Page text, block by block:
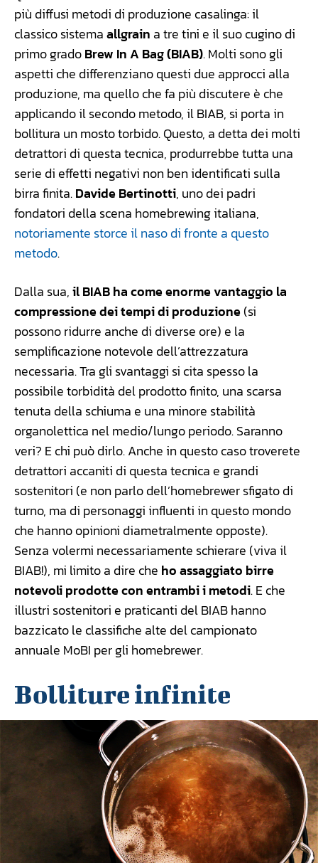
più diffusi metodi di produzione casalinga: il
classico sistemaallgrain a tre tini e il suo cugino di
primo gradoBrew In A Bag (BIAB). Molti sono gli
aspetti che differenziano questi due approcci alla
produzione, ma quello che fa più discutere è che
applicando il secondo metodo, il BIAB, si porta in
bollitura un mosto torbido. Questo, a detta dei molti
detrattori di questa tecnica, produrrebbe tutta una
serie di effetti negativi non ben identificati sulla
birra finita.Davide Bertinotti, uno dei padri
fondatori della scena homebrewing italiana,
notoriamente storce il naso di fronte a questo
metodo.
Dalla sua,il BIAB ha come enorme vantaggio la
compressione dei tempi di produzione(si
possono ridurre anche di diverse ore) e la
semplificazione notevole dell’attrezzatura
necessaria. Tra gli svantaggi si cita spesso la
possibile torbidità del prodotto finito, una scarsa
tenuta della schiuma e una minore stabilità
organolettica nel medio/lungo periodo. Saranno
veri? E chi può dirlo. Anche in questo caso troverete
detrattori accaniti di questa tecnica e grandi
sostenitori (e non parlo dell’homebrewer sfigato di
turno, ma di personaggi influenti in questo mondo
che hanno opinioni diametralmente opposte).
Senza volermi necessariamente schierare (viva il
BIAB!), mi limito a dire che ho assaggiato birre
notevoli prodotte con entrambi i metodi. E che
illustri sostenitori e praticanti del BIAB hanno
bazzicato le classifiche alte del campionato
annuale MoBI per gli homebrewer.
Bolliture infinite